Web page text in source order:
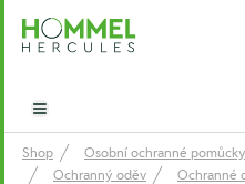
Hommel Hercules
Open main menu
Shop
Osobní ochranné
Ochranný oděv
Ochranné